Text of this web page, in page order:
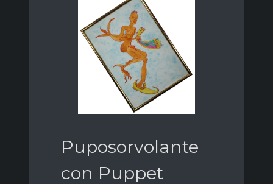
Puposorvolante
con Puppet